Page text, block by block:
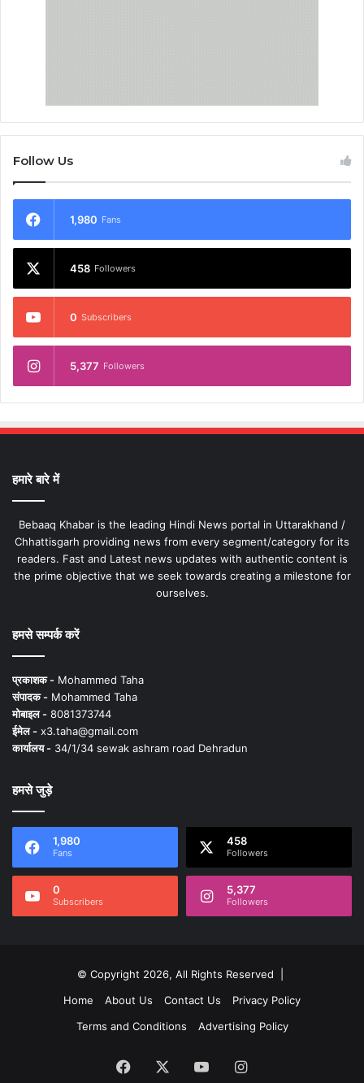
Follow Us
1,980 Fans
458 Followers
0 Subscribers
5,377 Followers
हमारे बारे में
Bebaaq Khabar is the leading Hindi News portal in Uttarakhand /
Chhattisgarh providing news from every segment/category for its
readers. Fast and Latest news updates with authentic content is
the prime objective that we seek towards creating a milestone for
ourselves.
हमसे सम्पर्क करें
प्रकाशक - Mohammed Taha
संपादक - Mohammed Taha
मोबाइल - 8081373744
ईमेल - x3.taha@gmail.com
कार्यालय - 34/1/34 sewak ashram road Dehradun
हमसे जुड़े
1,980
Fans
458
Followers
0
Subscribers
5,377
Followers
© Copyright 2026, All Rights Reserved |
Home
About Us Contact Us
Privacy Policy
Terms and Conditions
Advertising Policy
Facebook YouTubeInstagram